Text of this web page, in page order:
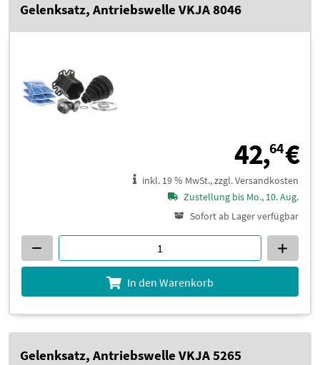
Gelenksatz, Antriebswelle VKJA 8046
42,64€
inkl. 19 % MwSt., zzgl. Versandkosten
Zustellung bis Mo., 10. Aug.
Sofort ab Lager verfügbar
In den Warenkorb
Gelenksatz, Antriebswelle VKJA 5265